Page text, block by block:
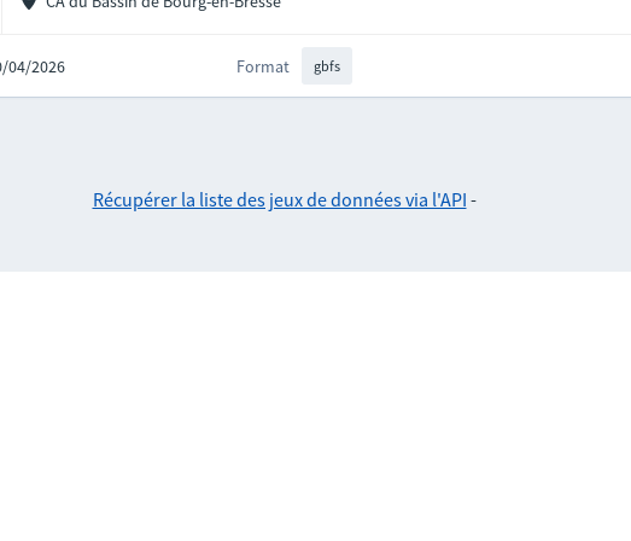
04/2026 Format gbfs
Récupérer la liste des jeux de données via l'API -